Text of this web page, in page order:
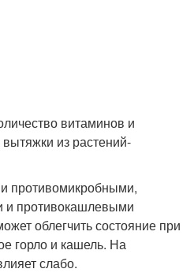
витаминов и
из растений-
противомикробными,
и противокашлевыми
облегчить состояние при
горло и кашель. На
слабо.